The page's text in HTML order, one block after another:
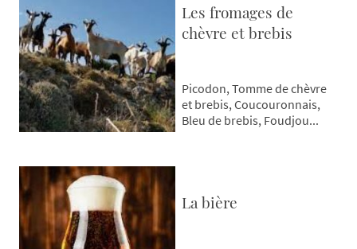
Les fromages de
chèvre et brebis
Picodon, Tomme de chèvre
et brebis, Coucouronnais,
Bleu de brebis, Foudjou...
La bière